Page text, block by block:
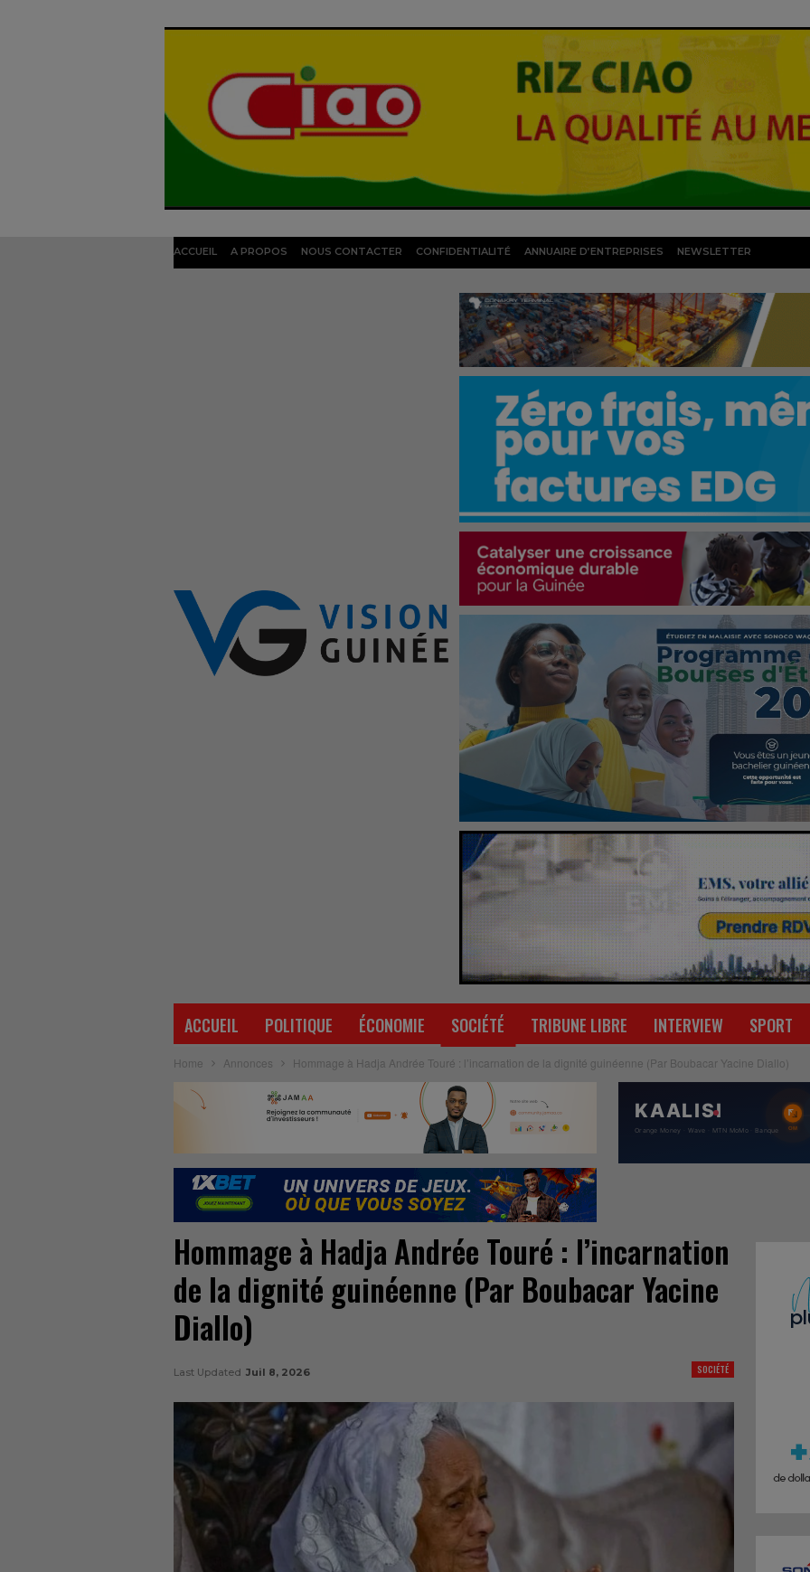
ACCUEIL A PROPOS NOUS CONTACTER CONFIDENTIALITÉ ANNUAIRE D’ENTREPRISES NEWSLETTER
ACCUEIL POLITIQUE ÉCONOMIE SOCIÉTÉ TRIBUNE LIBRE INTERVIEW SPORT
Home Annonces Hommage à Hadja Andrée Touré : l’incarnation de la dignité guinéenne (Par Boubacar Yacine Diallo)
Hommage à Hadja Andrée Touré : l’incarnation
de la dignité guinéenne (Par Boubacar Yacine
Diallo)
SOCIÉTÉ
Last Updated Juil 8, 2026